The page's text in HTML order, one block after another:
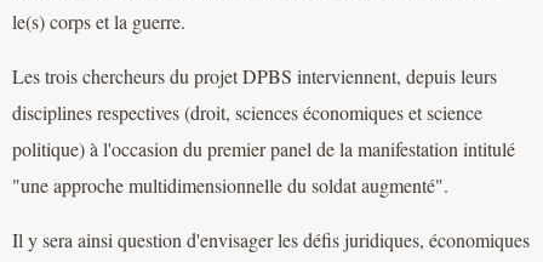
le(s) corps et la guerre.
Les trois chercheurs du projet DPBS interviennent, depuis leurs
disciplines respectives (droit, sciences économiques et science
politique) à l'occasion du premier panel de la manifestation intitulé
"une approche multidimensionnelle du soldat augmenté".
Il y sera ainsi question d'envisager les défis juridiques, économiques